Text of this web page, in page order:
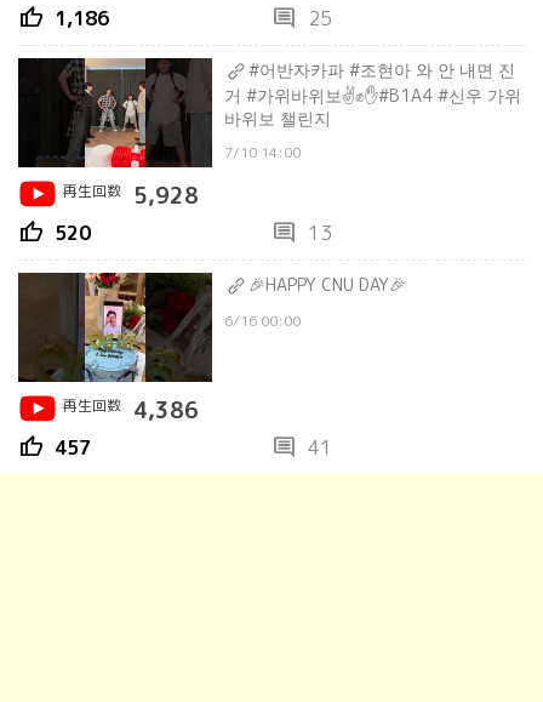
thumb_up 1,186 comment 25
#어반자카파 #조현아 와 안 내면 진
거 #가위바위보✌️✊️✋️#B1A4 #신우 가위
바위보 챌린지
7/10 14:00
再生回数
5,928
thumb_up 520 comment 13
🎉HAPPY CNU DAY🎉
6/16 00:00
再生回数 4,386
thumb_up 457 comment 41